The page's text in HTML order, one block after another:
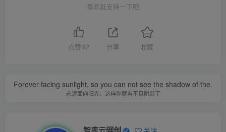
喜欢就支持一下吧
点赞 82 分享 收藏
Forever facing sunlight, so you can not see the shadow of the.
永远面向阳光，这样你就看不见阴影了